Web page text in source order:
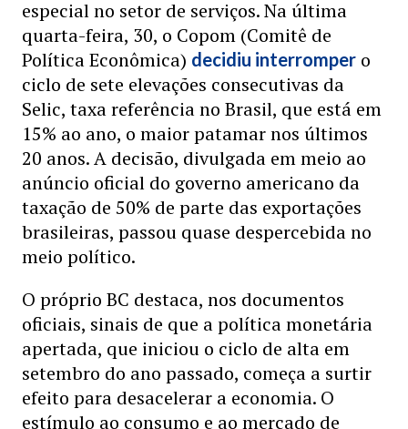
especial no setor de serviços. Na última
quarta-feira, 30, o Copom (Comitê de
Política Econômica) decidiu interromper o
ciclo de sete elevações consecutivas da
Selic, taxa referência no Brasil, que está em
15% ao ano, o maior patamar nos últimos
20 anos. A decisão, divulgada em meio ao
anúncio oficial do governo americano da
taxação de 50% de parte das exportações
brasileiras, passou quase despercebida no
meio político.
O próprio BC destaca, nos documentos
oficiais, sinais de que a política monetária
apertada, que iniciou o ciclo de alta em
setembro do ano passado, começa a surtir
efeito para desacelerar a economia. O
estímulo ao consumo e ao mercado de